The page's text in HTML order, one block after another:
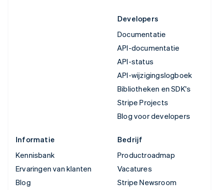
Developers
Documentatie
API-documentatie
API-status
API-wijzigingslogboek
Bibliotheken en SDK's
Stripe Projects
Blog voor developers
Informatie
Kennisbank
Ervaringen van klanten
Blog
Bedrijf
Productroadmap
Vacatures
Stripe Newsroom